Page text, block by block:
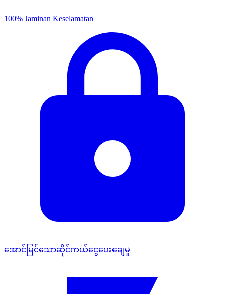
100% Jaminan Keselamatan
အောင်မြင်သောဆိုင်ကယ်ငွေပေးချေမှု